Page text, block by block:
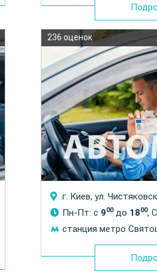
236 оценок
г. Киев, ул.
Пн-Пт: с 900до 1800,
станция метро